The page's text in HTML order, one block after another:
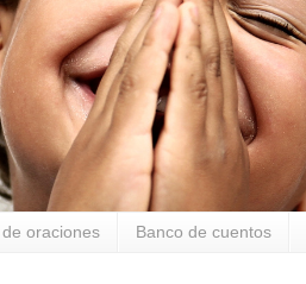
oraciones Banco de cuentos